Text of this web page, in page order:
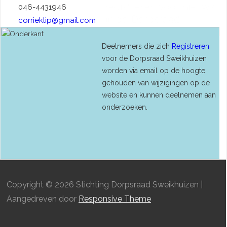
046-4431946
corrieklip@gmail.com
Deelnemers die zich Registreren
voor de Dorpsraad Sweikhuizen
worden via email op de hoogte
gehouden van wijzigingen op de
website en kunnen deelnemen aan
onderzoeken.
Copyright © 2026 Stichting Dorpsraad Sweikhuizen
Aangedreven door Responsive Theme